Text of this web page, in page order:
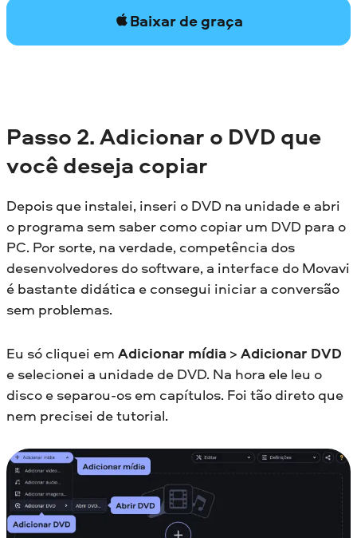
Baixar de graça
Passo 2. Adicionar o DVD que
você deseja copiar
Depois que instalei, inseri o DVD na unidade e abri
o programa sem saber como copiar um DVD para o
PC. Por sorte, na verdade, competência dos
desenvolvedores do software, a interface do Movavi
é bastante didática e consegui iniciar a conversão
sem problemas.
Eu só cliquei em Adicionar mídia > Adicionar DVD
e selecionei a unidade de DVD. Na hora ele leu o
disco e separou-os em capítulos. Foi tão direto que
nem precisei de tutorial.